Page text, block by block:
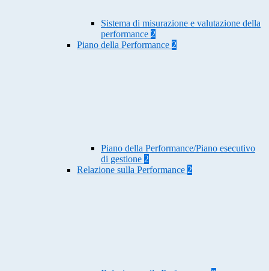
Sistema di misurazione e valutazione della
performance 2
Piano della Performance 2
Piano della Performance/Piano esecutivo
di gestione 2
Relazione sulla Performance 2